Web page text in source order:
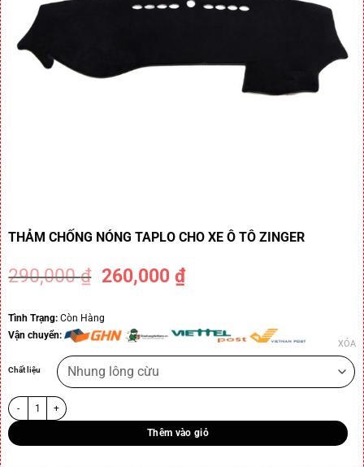
THẢM CHỐNG NÓNG TAPLO CHO XE Ô TÔ ZINGER
290,000₫ 260,000₫
Tình Trạng:Còn Hàng
Vận chuyển:
Chất liệu
XÓA
Thêm vào giỏ